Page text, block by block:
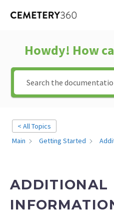
Howdy! How
< All Topics
Main
Getting Started
ADDITIONAL